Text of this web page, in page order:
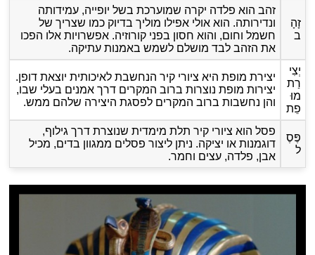
זָהָ
ב
זהב הוא פלדה יקרה שמוערכת בשל יופייה, עמידותה
ונדירותה. הוא אולי אפילו מוליך בדיוק כמו שצריך של
חשמל וחום, והוא חסון בפני קורוזיה. אפשרויות אלו הפכו
את הזהב לבד מושלם לשמש באמנות עתיקה.
יְצִי
רַת
מוּ
פֵת
יצירת מופת היא ציורי קיר הנחשבת לאיכותית יוצאת דופן.
יצירות מופת נוצרות ברוב המקרים דרך אמנים בעלי שבו,
והן נחשבות ברוב המקרים לפסגת היצירה שלהם ממש.
פֶּסֶ
ל
פסל הוא ציורי קיר תלת מימדית שנוצרת דרך גילוף,
דוגמנות או יציקה. ניתן ליצור פסלים ממגוון בדים, מכיל
אבן, פלדה, עצים וחמר.